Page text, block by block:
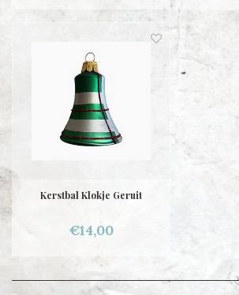
Kerstbal Klokje Geruit
€14,00